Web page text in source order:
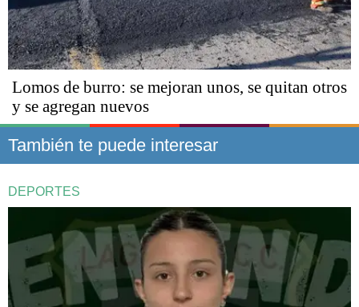
Lomos de burro: se mejoran unos, se quitan otros
y se agregan nuevos
También te puede interesar
DEPORTES